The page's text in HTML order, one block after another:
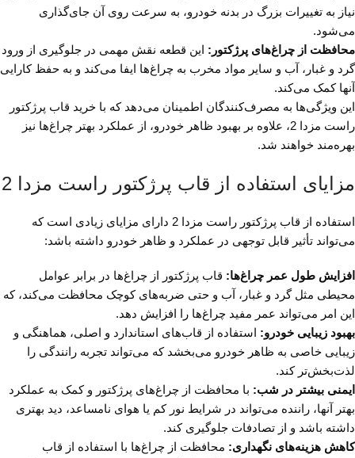
نیاز به تغییرات بزرگ در بدنه خودرو، به سرعت روی آن جای‌گذاری
می‌شود.
محافظت از چراغ‌های پرژکتور: این قطعه نقش مهمی در جلوگیری از ورود
گرد و غبار، آب و سایر مواد مخرب به چراغ‌ها ایفا می‌کند و به حفظ کارایی
آنها کمک می‌کند.
این ویژگی‌ها به مصرف‌کنندگان اطمینان می‌دهد که با خرید قاب پرژکتور
راست مزدا 2، علاوه بر بهبود ظاهر خودرو، از عملکرد بهتر چراغ‌ها نیز
بهره‌مند خواهند شد.
مزایای استفاده از قاب پرژکتور راست مزدا 2
استفاده از قاب پرژکتور راست مزدا 2 دارای مزایای زیادی است که
می‌تواند تأثیر قابل توجهی در عملکرد و ظاهر خودرو داشته باشد:
افزایش طول عمر چراغ‌ها: قاب پرژکتور از چراغ‌ها در برابر عوامل
محیطی مثل گرد و غبار، آب و حتی ضربه‌های کوچک محافظت می‌کند، که
این امر می‌تواند عمر مفید چراغ‌ها را افزایش دهد.
بهبود زیبایی خودرو: استفاده از قاب‌های استاندارد و اصلی، هماهنگی و
زیبایی خاصی به ظاهر خودرو می‌بخشد که می‌تواند تجربه رانندگی را
لذت‌بخش‌تر کند.
ایمنی بیشتر در شب: با محافظت از چراغ‌های پرژکتور و کمک به عملکرد
بهتر آنها، راننده می‌تواند در شرایط نور کم یا هوای نامساعد، دید بهتری
داشته باشد و از تصادفات جلوگیری کند.
کاهش هزینه‌های نگهداری: محافظت از چراغ‌ها با استفاده از قاب